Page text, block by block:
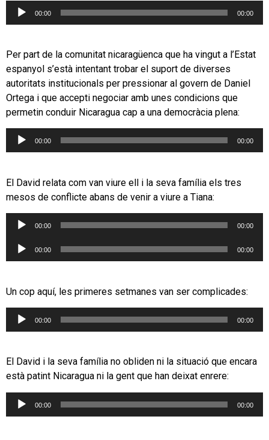
Reproductor
00:00 00:00
Per part de la comunitat nicaragüenca que ha vingut a l’Estat
espanyol s’està intentant trobar el suport de diverses
autoritats institucionals per pressionar al govern de Daniel
Ortega i que accepti negociar amb unes condicions que
permetin conduir Nicaragua cap a una democràcia plena:
Reproductor
00:00 00:00
El David relata com van viure ell i la seva família els tres
mesos de conflicte abans de venir a viure a Tiana:
Reproductor
00:00 00:00
Reproductor
00:00 00:00
Un cop aquí, les primeres setmanes van ser complicades:
Reproductor
00:00 00:00
El David i la seva família no obliden ni la situació que encara
està patint Nicaragua ni la gent que han deixat enrere:
Reproductor
00:00 00:00